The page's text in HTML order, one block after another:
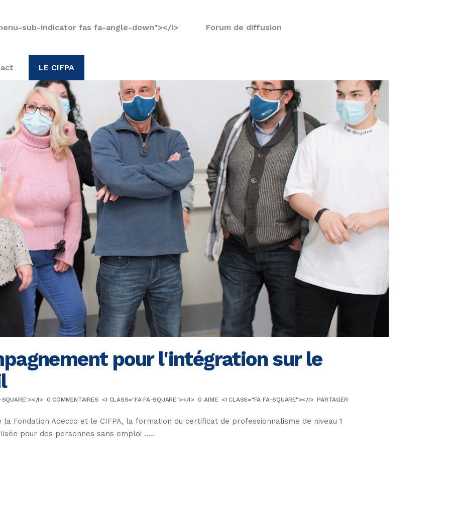
sub-indicator fas fa-angle-down"></i> Forum de diffusion
LE CIFPA
pour l'intégration sur le
I> 0 COMMENTAIRES <I CLASS="FA FA-SQUARE"></I> 0 AIME <I CLASS="FA FA-SQUARE"></I> PARTAGER
Fondation Adecco et le CIFPA, la formation du certificat de professionnalisme de niveau 1
pour des personnes sans emploi .....